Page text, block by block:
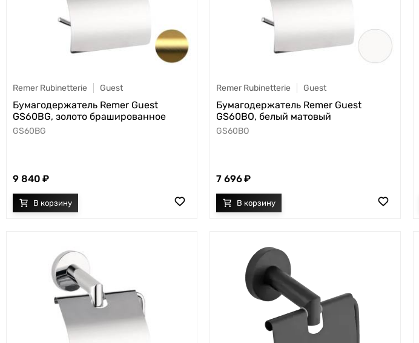
Remer Rubinetterie Guest
Бумагодержатель Remer Guest
GS60BG, золото брашированное
GS60BG
9 840
Remer Rubinetterie Guest
Бумагодержатель Remer Guest
GS60BO, белый матовый
GS60BO
7 696